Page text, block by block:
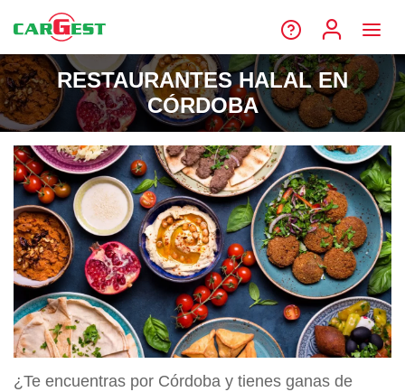
RESTAURANTES HALAL EN
CÓRDOBA
¿Te encuentras por Córdoba y tienes ganas de